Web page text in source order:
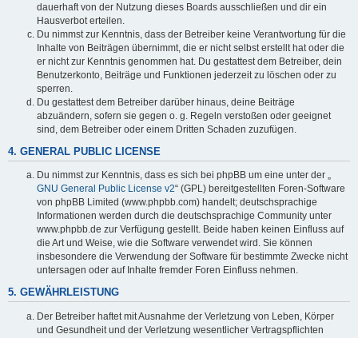
dauerhaft von der Nutzung dieses Boards ausschließen und dir ein
Hausverbot erteilen.
Du nimmst zur Kenntnis, dass der Betreiber keine Verantwortung für die
Inhalte von Beiträgen übernimmt, die er nicht selbst erstellt hat oder die
er nicht zur Kenntnis genommen hat. Du gestattest dem Betreiber, dein
Benutzerkonto, Beiträge und Funktionen jederzeit zu löschen oder zu
sperren.
Du gestattest dem Betreiber darüber hinaus, deine Beiträge
abzuändern, sofern sie gegen o. g. Regeln verstoßen oder geeignet
sind, dem Betreiber oder einem Dritten Schaden zuzufügen.
4. GENERAL PUBLIC LICENSE
Du nimmst zur Kenntnis, dass es sich bei phpBB um eine unter der „
GNU General Public License v2“ (GPL) bereitgestellten Foren-Software
von phpBB Limited (www.phpbb.com) handelt; deutschsprachige
Informationen werden durch die deutschsprachige Community unter
www.phpbb.de zur Verfügung gestellt. Beide haben keinen Einfluss auf
die Art und Weise, wie die Software verwendet wird. Sie können
insbesondere die Verwendung der Software für bestimmte Zwecke nicht
untersagen oder auf Inhalte fremder Foren Einfluss nehmen.
5. GEWÄHRLEISTUNG
Der Betreiber haftet mit Ausnahme der Verletzung von Leben, Körper
und Gesundheit und der Verletzung wesentlicher Vertragspflichten